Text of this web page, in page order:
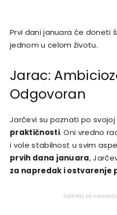
Prvi dani januara će doneti
jednom u celom životu.
Jarac:
Odgovoran
Jarčevi su poznati po svojoj
praktičnosti. Oni vredno
i vole stabilnost u svim
prvih dana januara,
za napredak i ostvarenje
Sadržaj se